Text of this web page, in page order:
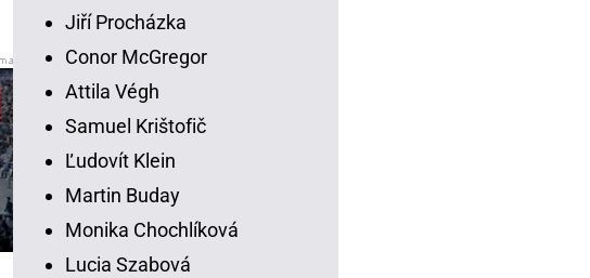
Jiří Procházka
Conor McGregor
Attila Végh
Samuel Krištofič
Ľudovít Klein
Martin Buday
Monika Chochlíková
Lucia Szabová